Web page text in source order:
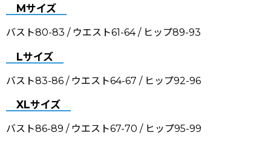
Mサイズ
バスト80-83 / ウエスト61-64 / ヒップ89-93
Lサイズ
バスト83-86 / ウエスト64-67 / ヒップ92-96
XLサイズ
バスト86-89 / ウエスト67-70 / ヒップ95-99